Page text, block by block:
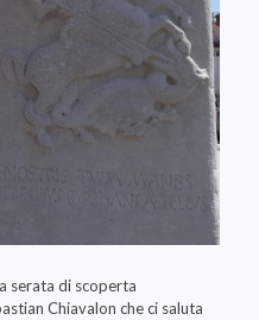
serata di scoperta
Chiavalon che ci saluta